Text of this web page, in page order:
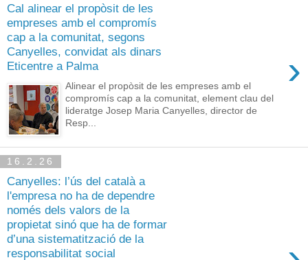
Cal alinear el propòsit de les
empreses amb el compromís
cap a la comunitat, segons
Canyelles, convidat als dinars
Eticentre a Palma
›
Alinear el propòsit de les empreses amb el
compromís cap a la comunitat, element clau del
lideratge Josep Maria Canyelles, director de
Resp...
16.2.26
Canyelles: l’ús del català a
l'empresa no ha de dependre
només dels valors de la
propietat sinó que ha de formar
d’una sistematització de la
responsabilitat social